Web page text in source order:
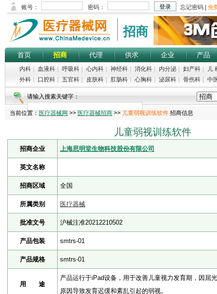
招商
首页 招商 代理 供求 企业 产品
内科 血液科 呼吸科 心内科 神经科 消化科 内分泌 妇产科
儿
外科
口腔科 五官科 皮肤科 肛肠科 心胸科 泌尿科 骨伤科 中
请输入搜素关键字：
当前位置：医疗器械网>>医疗器械招商>>儿童弱视训练软件 招商信息
儿童弱视训练软件
招商企业 上海思明堂生物科技股份有限公司
英文名称
招商区域 全国
所属类别 医疗器械
批准文号 沪械注准20212210502
产品包装 smtrs-01
产品规格 smtrs-01
用 途
产品运行于iPad设备，用于改善儿童视力发育期，因屈
原因导致发育迟缓和紊乱引起的弱视。